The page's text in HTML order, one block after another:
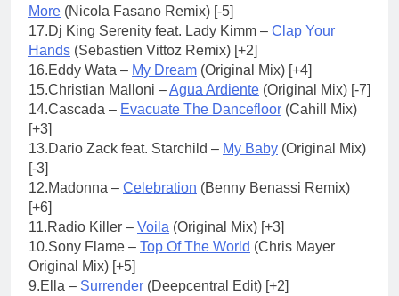
More (Nicola Fasano Remix) [-5]
17.Dj King Serenity feat. Lady Kimm – Clap Your
Hands (Sebastien Vittoz Remix) [+2]
16.Eddy Wata – My Dream (Original Mix) [+4]
15.Christian Malloni –Agua Ardiente (Original Mix) [-7]
14.Cascada – Evacuate The Dancefloor (Cahill Mix)
[+3]
13.Dario Zack feat. Starchild – My Baby (Original Mix)
[-3]
12.Madonna – Celebration (Benny Benassi Remix)
[+6]
11.Radio Killer – Voila (Original Mix) [+3]
10.Sony Flame – Top Of The World (Chris Mayer
Original Mix) [+5]
9.Ella – Surrender (Deepcentral Edit) [+2]